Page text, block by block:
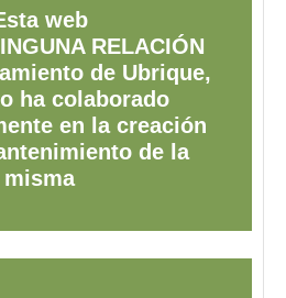
web
RELACIÓN
de Ubrique,
ha colaborado
en la creación
de la
misma